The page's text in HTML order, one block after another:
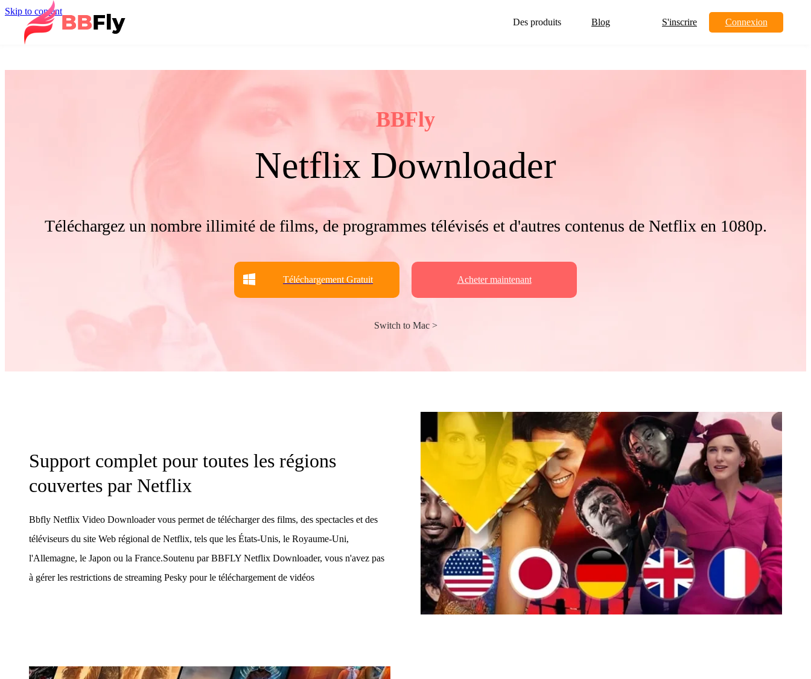
Skip to content
Des produits
Blog S'inscrire Connexion
BBFly
Netflix Downloader
Téléchargez un nombre illimité de films, de programmes télévisés et d'autres contenus de Netflix en 1080p.
Téléchargement Gratuit Acheter maintenant
Switch to Mac >
Support complet pour toutes les régions
couvertes par Netflix
Bbfly Netflix Video Downloader vous permet de télécharger des films, des spectacles et des
téléviseurs du site Web régional de Netflix, tels que les États-Unis, le Royaume-Uni,
l'Allemagne, le Japon ou la France.Soutenu par BBFLY Netflix Downloader, vous n'avez pas
à gérer les restrictions de streaming Pesky pour le téléchargement de vidéos